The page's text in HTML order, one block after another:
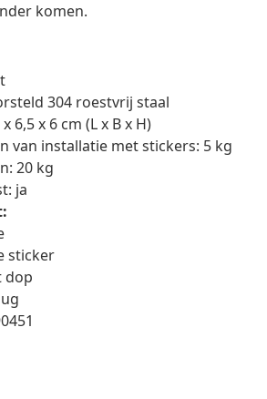
komen.
304 roestvrij staal
6,5 x 6 cm (L x B x H)
van installatie met stickers: 5 kg
20 kg
ja
sticker
dop